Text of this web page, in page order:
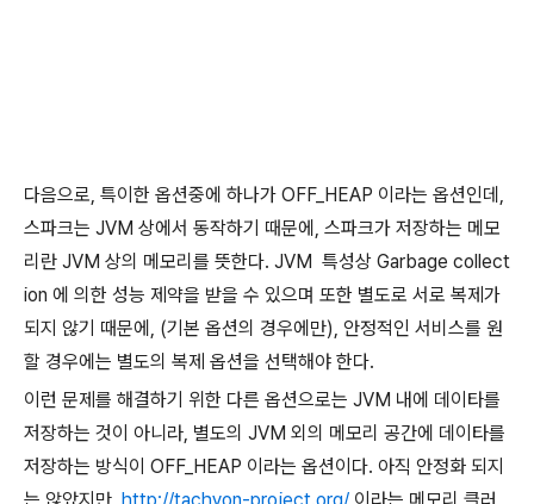
다음으로, 특이한 옵션중에 하나가 OFF_HEAP 이라는 옵션인데,
스파크는 JVM 상에서 동작하기 때문에, 스파크가 저장하는 메모
리란 JVM 상의 메모리를 뜻한다. JVM 특성상 Garbage collect
ion 에 의한 성능 제약을 받을 수 있으며 또한 별도로 서로 복제가
되지 않기 때문에, (기본 옵션의 경우에만), 안정적인 서비스를 원
할 경우에는 별도의 복제 옵션을 선택해야 한다.
이런 문제를 해결하기 위한 다른 옵션으로는 JVM 내에 데이타를
저장하는 것이 아니라, 별도의 JVM 외의 메모리 공간에 데이타를
저장하는 방식이 OFF_HEAP 이라는 옵션이다. 아직 안정화 되지